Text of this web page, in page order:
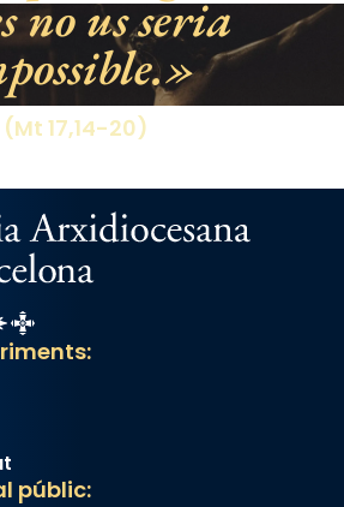
no us seria
(Mt 17,14-20)
Estel
Catalunya Cristiana
públic: